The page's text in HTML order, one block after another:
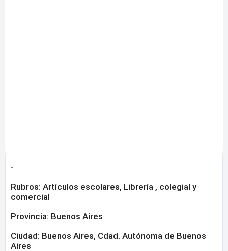
-
Rubros: Artículos escolares, Librería , colegial y
comercial
Provincia: Buenos Aires
Ciudad: Buenos Aires, Cdad. Autónoma de Buenos
Aires